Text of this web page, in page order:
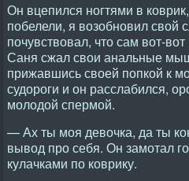
Он вцепился ногтями в
побелели, я возобновил свой
почувствовал, что сам вот-
Саня сжал свои анальные
прижавшись своей попкой к
судороги и он расслабился,
молодой спермой.
— Ах ты моя девочка, да ты
вывод про себя. Он замотал
кулачками по коврику.